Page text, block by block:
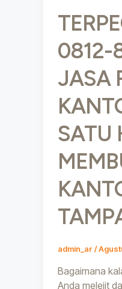
0812-
JASA
SATU
admin_ar /
Bagaimana
Anda melejit